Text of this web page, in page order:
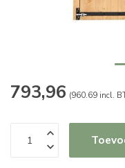
793,96 (960.69 incl.